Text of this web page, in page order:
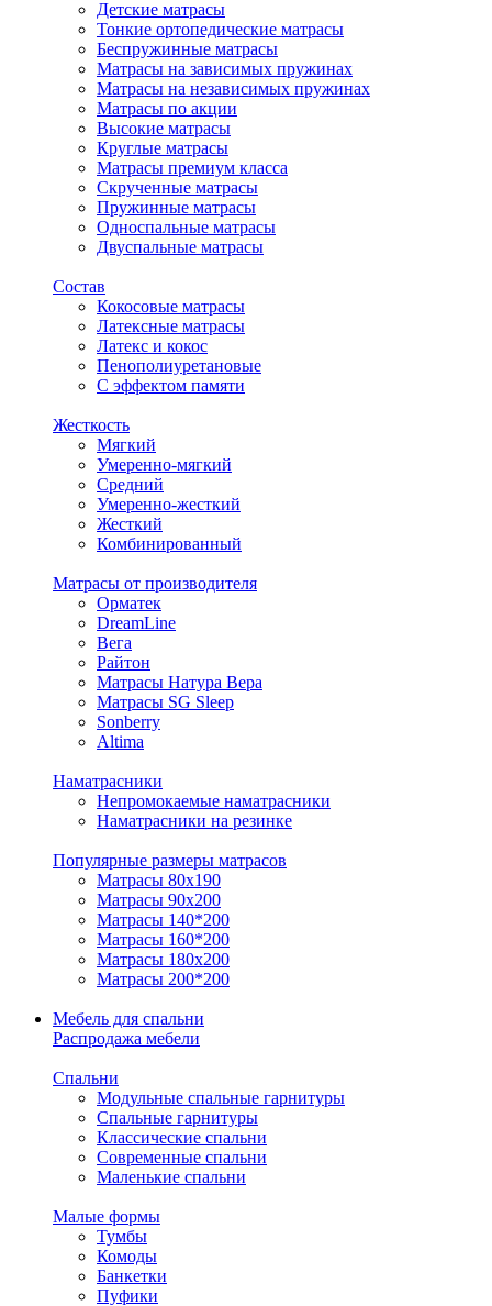
Детские матрасы
Тонкие ортопедические матрасы
Беспружинные матрасы
Матрасы на зависимых пружинах
Матрасы на независимых пружинах
Матрасы по акции
Высокие матрасы
Круглые матрасы
Матрасы премиум класса
Скрученные матрасы
Пружинные матрасы
Односпальные матрасы
Двуспальные матрасы
Состав
Кокосовые матрасы
Латексные матрасы
Латекс и кокос
Пенополиуретановые
С эффектом памяти
Жесткость
Мягкий
Умеренно-мягкий
Средний
Умеренно-жесткий
Жесткий
Комбинированный
Матрасы от производителя
Орматек
DreamLine
Вега
Райтон
Матрасы Натура Вера
Матрасы SG Sleep
Sonberry
Altima
Наматрасники
Непромокаемые наматрасники
Наматрасники на резинке
Популярные размеры матрасов
Матрасы 80x190
Матрасы 90x200
Матрасы 140*200
Матрасы 160*200
Матрасы 180x200
Матрасы 200*200
Мебель для спальни
Распродажа мебели
Спальни
Модульные спальные гарнитуры
Спальные гарнитуры
Классические спальни
Современные спальни
Маленькие спальни
Малые формы
Тумбы
Комоды
Банкетки
Пуфики